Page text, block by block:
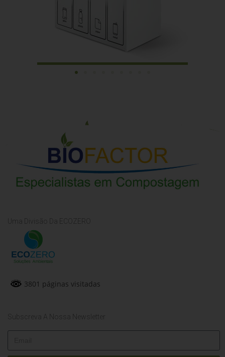
Uma Divisão Da ECOZERO
3801 páginas visitadas
Subscreva A Nossa Newsletter